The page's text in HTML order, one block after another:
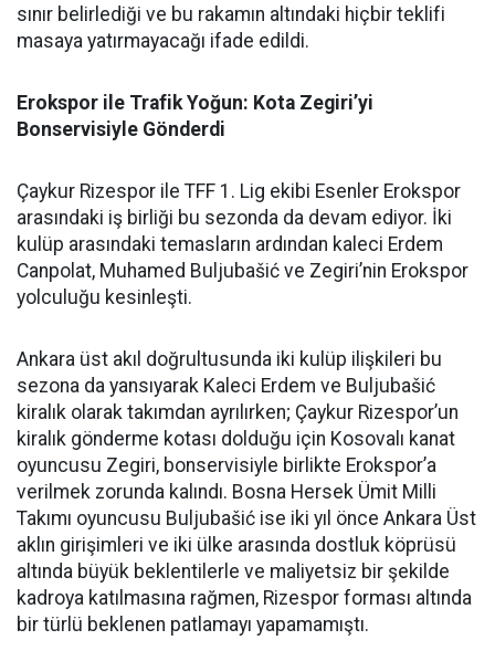
sınır belirlediği ve bu rakamın altındaki hiçbir teklifi
masaya yatırmayacağı ifade edildi.
Erokspor ile Trafik Yoğun: Kota Zegiri’yi
Bonservisiyle Gönderdi
Çaykur Rizespor ile TFF 1. Lig ekibi Esenler Erokspor
arasındaki iş birliği bu sezonda da devam ediyor. İki
kulüp arasındaki temasların ardından kaleci Erdem
Canpolat, Muhamed Buljubašić ve Zegiri’nin Erokspor
yolculuğu kesinleşti.
Ankara üst akıl doğrultusunda iki kulüp ilişkileri bu
sezona da yansıyarak Kaleci Erdem ve Buljubašić
kiralık olarak takımdan ayrılırken; Çaykur Rizespor’un
kiralık gönderme kotası dolduğu için Kosovalı kanat
oyuncusu Zegiri, bonservisiyle birlikte Erokspor’a
verilmek zorunda kalındı. Bosna Hersek Ümit Milli
Takımı oyuncusu Buljubašić ise iki yıl önce Ankara Üst
aklın girişimleri ve iki ülke arasında dostluk köprüsü
altında büyük beklentilerle ve maliyetsiz bir şekilde
kadroya katılmasına rağmen, Rizespor forması altında
bir türlü beklenen patlamayı yapamamıştı.